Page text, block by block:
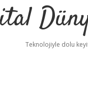
Teknolojiyle dolu